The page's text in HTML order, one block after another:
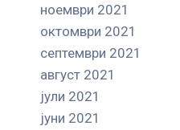
ноември 2021
октомври 2021
септември 2021
август 2021
јули 2021
јуни 2021